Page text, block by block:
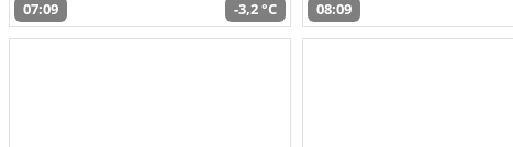
07:09 -3,2 °C 08:09